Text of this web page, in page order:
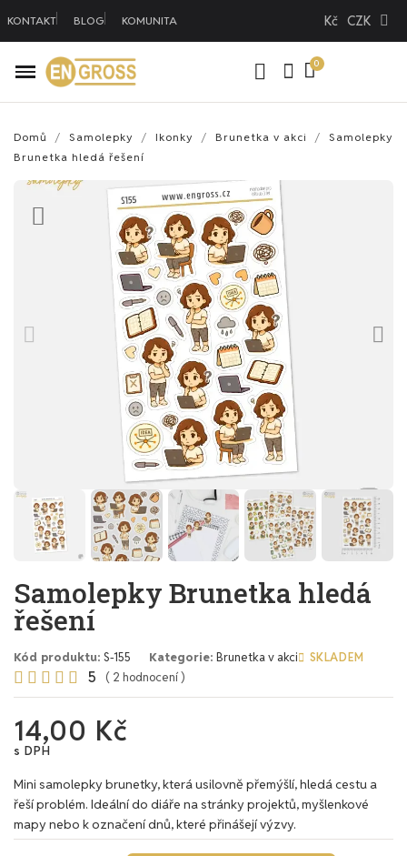
KONTAKT BLOG KOMUNITA Kč CZK
Domů Samolepky Ikonky Brunetka v akci
Samolepky
Brunetka hledá řešení
Samolepky Brunetka hledá
řešení
Kód produktu S-155 Kategorie Brunetka v akci SKLADEM
     5 ( 2 hodnocení )
14,00 Kč
s DPH
Mini samolepky brunetky, která usilovně přemýšlí, hledá cestu a
řeší problém. Ideální do diáře na stránky projektů, myšlenkové
mapy nebo k označení dnů, které přinášejí výzvy.